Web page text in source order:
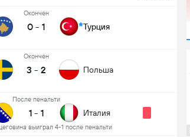
Oкончен
0 - 1 Турция
Oкончен
3 - 2 Польша
После пенальти
1 - 1
выиграл 4-1 после пенальти
Италия